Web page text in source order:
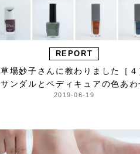
REPORT
草場妙子さんに教わりました［４
サンダルとペディキュアの色あわ
2019-06-19